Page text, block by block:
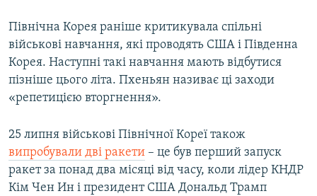
Північна Корея раніше критикувала спільні
військові навчання, які проводять США і Південна
Корея. Наступні такі навчання мають відбутися
пізніше цього літа. Пхеньян називає ці заходи
«репетицією вторгнення».
25 липня військові Північної Кореї також
випробували дві ракети – це був перший запуск
ракет за понад два місяці від часу, коли лідер КНДР
Кім Чен Ин і президент США Дональд Трамп